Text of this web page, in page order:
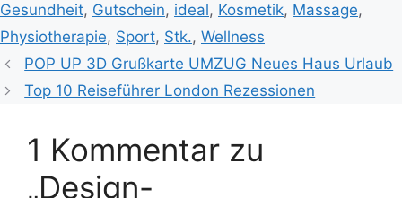
Gesundheit, Gutschein, ideal, Kosmetik, Massage,
Physiotherapie, Sport, Stk., Wellness
POP UP 3D Grußkarte UMZUG Neues Haus Urlaub
Top 10 Reiseführer London Rezessionen
1 Kommentar zu
„Design-